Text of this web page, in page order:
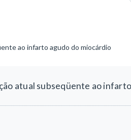
ao infarto agudo do miocárdio
atual subseqüente ao